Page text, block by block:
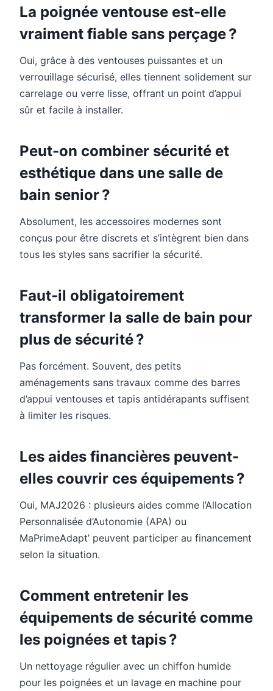
La poignée ventouse est-elle
vraiment fiable sans perçage ?
Oui, grâce à des ventouses puissantes et un
verrouillage sécurisé, elles tiennent solidement sur
carrelage ou verre lisse, offrant un point d’appui
sûr et facile à installer.
Peut-on combiner sécurité et
esthétique dans une salle de
bain senior ?
Absolument, les accessoires modernes sont
conçus pour être discrets et s’intègrent bien dans
tous les styles sans sacrifier la sécurité.
Faut-il obligatoirement
transformer la salle de bain pour
plus de sécurité ?
Pas forcément. Souvent, des petits
aménagements sans travaux comme des barres
d’appui ventouses et tapis antidérapants suffisent
à limiter les risques.
Les aides financières peuvent-
elles couvrir ces équipements ?
Oui, MAJ2026 : plusieurs aides comme l’Allocation
Personnalisée d’Autonomie (APA) ou
MaPrimeAdapt’ peuvent participer au financement
selon la situation.
Comment entretenir les
équipements de sécurité comme
les poignées et tapis ?
Un nettoyage régulier avec un chiffon humide
pour les poignées et un lavage en machine pour